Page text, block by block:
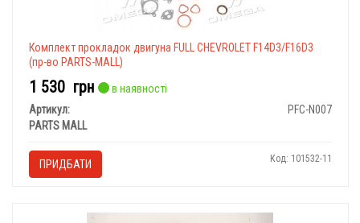
Комплект прокладок двигуна FULL CHEVROLET F14D3/F16D3
(пр-во PARTS-MALL)
1 530 грн
в наявності
Артикул:
PFC-N007
PARTS MALL
ПРИДБАТИ Код: 101532-11